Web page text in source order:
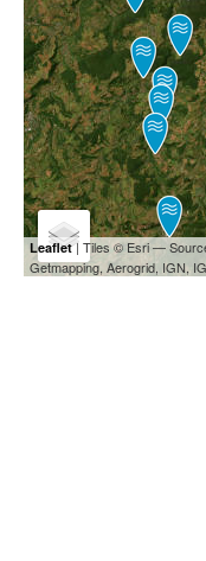
Leaflet| Tiles © Esri —
Getmapping, Aerogrid, IGN,